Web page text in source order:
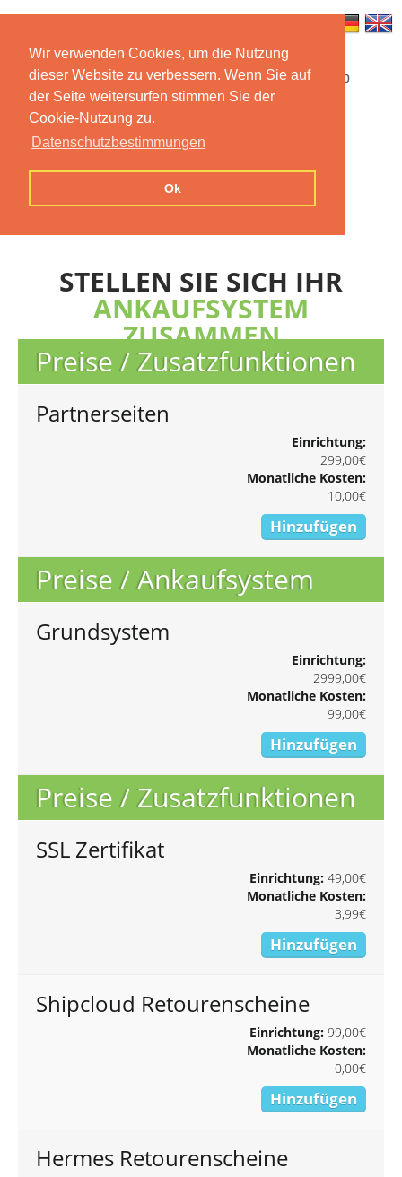
Wir verwenden Cookies, um die Nutzung
dieser Website zu verbessern. Wenn Sie auf
der Seite weitersurfen stimmen Sie der
Cookie-Nutzung zu.
Datenschutzbestimmungen
Ok
Startseite Funktionen Mobile App
Preise
Kontakt Impressum
STELLEN SIE SICH IHR
ANKAUFSYSTEM
ZUSAMMEN
Preise / Zusatzfunktionen
Partnerseiten
Einrichtung:
299,00€
Monatliche Kosten:
10,00€
Hinzufügen
Preise / Ankaufsystem
Grundsystem
Einrichtung:
2999,00€
Monatliche Kosten:
99,00€
Hinzufügen
Preise / Zusatzfunktionen
SSL Zertifikat
Einrichtung:49,00€
Monatliche Kosten:
3,99€
Hinzufügen
Shipcloud Retourenscheine
Einrichtung:99,00€
Monatliche Kosten:
0,00€
Hinzufügen
Hermes Retourenscheine